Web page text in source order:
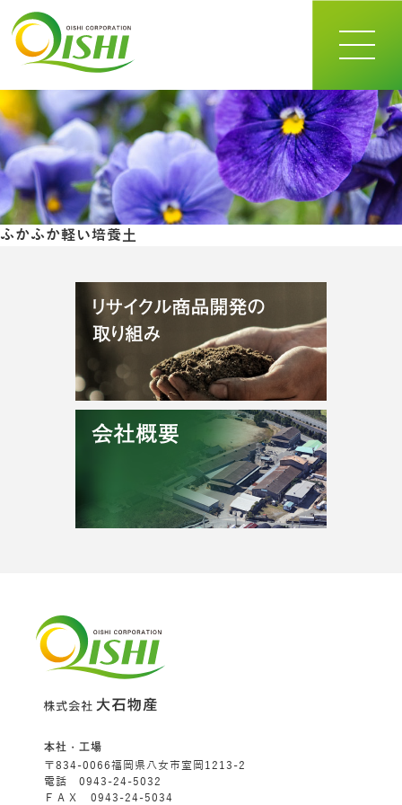
toggle
ふかふか軽い培養土
本社・工場
〒834-0066福岡県八女市室岡1213-2
電話 0943-24-5032
ＦＡＸ 0943-24-5034